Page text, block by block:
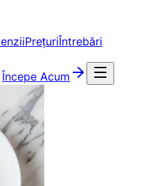
PrețuriÎntrebări
Începe Acum